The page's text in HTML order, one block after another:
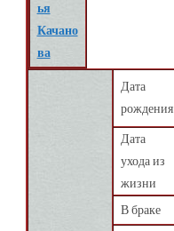
ья
Качано
ва
Дата
рождения
Дата
ухода из
жизни
В браке